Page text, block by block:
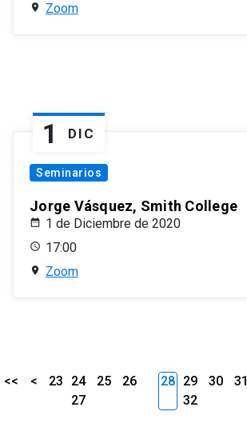
Zoom
1 DIC
Seminarios
Jorge Vásquez, Smith College
1 de Diciembre de 2020
17:00
Zoom
<< < 23 24 25
26
27
28 29 30
31
32